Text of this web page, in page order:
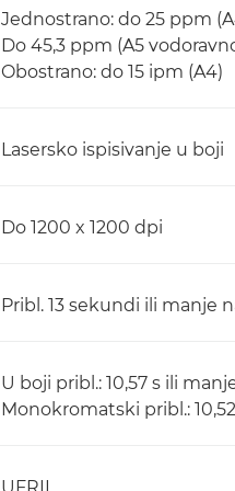
Jednostrano: do 25 ppm
Do 45,3 ppm (A5
Obostrano: do 15 ipm (A4)
Lasersko ispisivanje u boji
Do 1200 x 1200 dpi
Pribl. 13 sekundi ili manje
U boji pribl.: 10,57 s ili
Monokromatski pribl.: